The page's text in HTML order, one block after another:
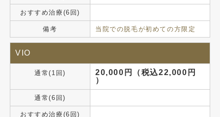
おすすめ治療(6回)
備考 当院での脱毛が初めての方限定
VIO
通常(1回)
20,000円（税込22,000円
）
通常(6回)
おすすめ治療(6回)